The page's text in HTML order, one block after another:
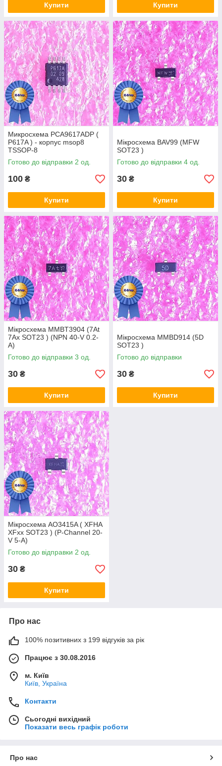
Купити Купити
Микросхема PCA9617ADP (
P617A ) - корпус msop8
TSSOP-8
Готово до відправки 2 од.
100 ₴
Купити
Мікросхема BAV99 (MFW
SOT23 )
Готово до відправки 4 од.
30 ₴
Купити
Мікросхема MMBT3904 (7At
7Ax SOT23 ) (NPN 40-V 0.2-
A)
Готово до відправки 3 од.
30 ₴
Купити
Мікросхема MMBD914 (5D
SOT23 )
Готово до відправки
30 ₴
Купити
Мікросхема AO3415A ( XFHA
XFxx SOT23 ) (P-Channel 20-
V 5-A)
Готово до відправки 2 од.
30 ₴
Купити
Про нас
100% позитивних з 199 відгуків за рік
Працює з 30.08.2016
м. Київ
Київ, Україна
Контакти
Сьогодні вихідний
Показати весь графік роботи
Про нас